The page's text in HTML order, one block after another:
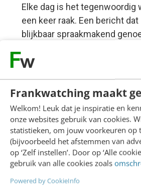
Frankwatching maakt
Welkom! Leuk dat je inspiratie en
onze websites gebruik van cookies.
statistieken, om jouw voorkeuren op
(bijvoorbeeld het afstemmen van
op ‘Zelf instellen’. Door op ‘Alle
gebruik van alle cookies zoals
Powered by CookieInfo
Elke dag is het tegenwoordig
een keer raak. Een bericht dat
blijkbaar spraakmakend
geleden